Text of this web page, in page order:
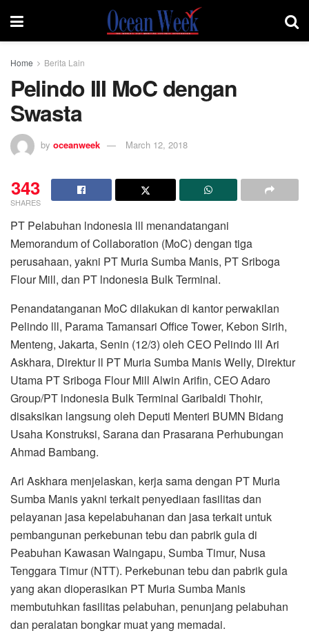
Home Berita Lain
Pelindo III MoC dengan
Swasta
by oceanweek March 12, 2018
343
SHARES
PT Pelabuhan lndonesia lll menandatangani
Memorandum of Collaboration (MoC) dengan tiga
perusahaan, yakni PT Muria Sumba Manis, PT Sriboga
Flour Mill, dan PT lndonesia Bulk Terminal.
Penandatanganan MoC dilakukan di kantor perwakilan
Pelindo lll, Parama Tamansari Office Tower, Kebon Sirih,
Menteng, Jakarta, Senin (12/3) oleh CEO Pelindo lll Ari
Askhara, Direktur ll PT Muria Sumba Manis Welly, Direktur
Utama PT Sriboga Flour Mill Alwin Arifin, CEO Adaro
Group/PT lndonesia Bulk Terminal Garibaldi Thohir,
disaksikan langsung oleh Deputi Menteri BUMN Bidang
Usaha Konstruksi, Sarana dan Prasarana Perhubungan
Ahmad Bambang.
Ari Askhara menjelaskan, kerja sama dengan PT Muria
Sumba Manis yakni terkait penyediaan fasilitas dan
pelayanan jasa kepelabuhanan dan jasa terkait untuk
pembangunan perkebunan tebu dan pabrik gula di
Peabuhan Kawasan Waingapu, Sumba Timur, Nusa
Tenggara Timur (NTT). Perkebunan tebu dan pabrik gula
yang akan dioperasikan PT Muria Sumba Manis
membutuhkan fasilitas pelabuhan, penunjang pelabuhan
dan peralatan bongkar muat yang memadai.